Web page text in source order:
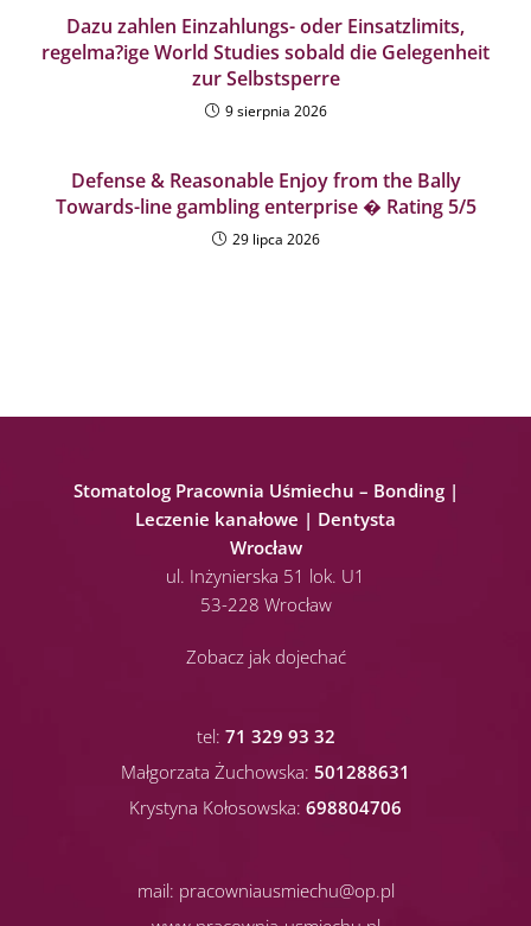
Dazu zahlen Einzahlungs- oder Einsatzlimits,
regelma?ige World Studies sobald die Gelegenheit
zur Selbstsperre
9 sierpnia 2026
Defense & Reasonable Enjoy from the Bally
Towards-line gambling enterprise � Rating 5/5
29 lipca 2026
Stomatolog Pracownia Uśmiechu – Bonding |
Leczenie kanałowe | Dentysta
Wrocław
ul. Inżynierska 51 lok. U1
53-228 Wrocław
Zobacz jak dojechać
tel: 71 329 93 32
Małgorzata Żuchowska: 501288631
Krystyna Kołosowska: 698804706
mail: pracowniausmiechu@op.pl